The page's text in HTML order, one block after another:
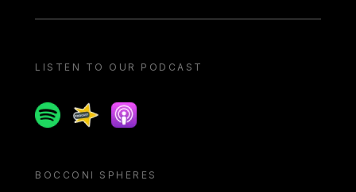
LISTEN TO OUR PODCAST
SpotifySpreakerApple podcast
BOCCONI SPHERES